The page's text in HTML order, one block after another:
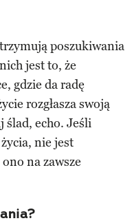
poszukiwania
jest to, że
gdzie da radę
rozgłasza swoją
ślad, echo. Jeśli
nie jest
na zawsze